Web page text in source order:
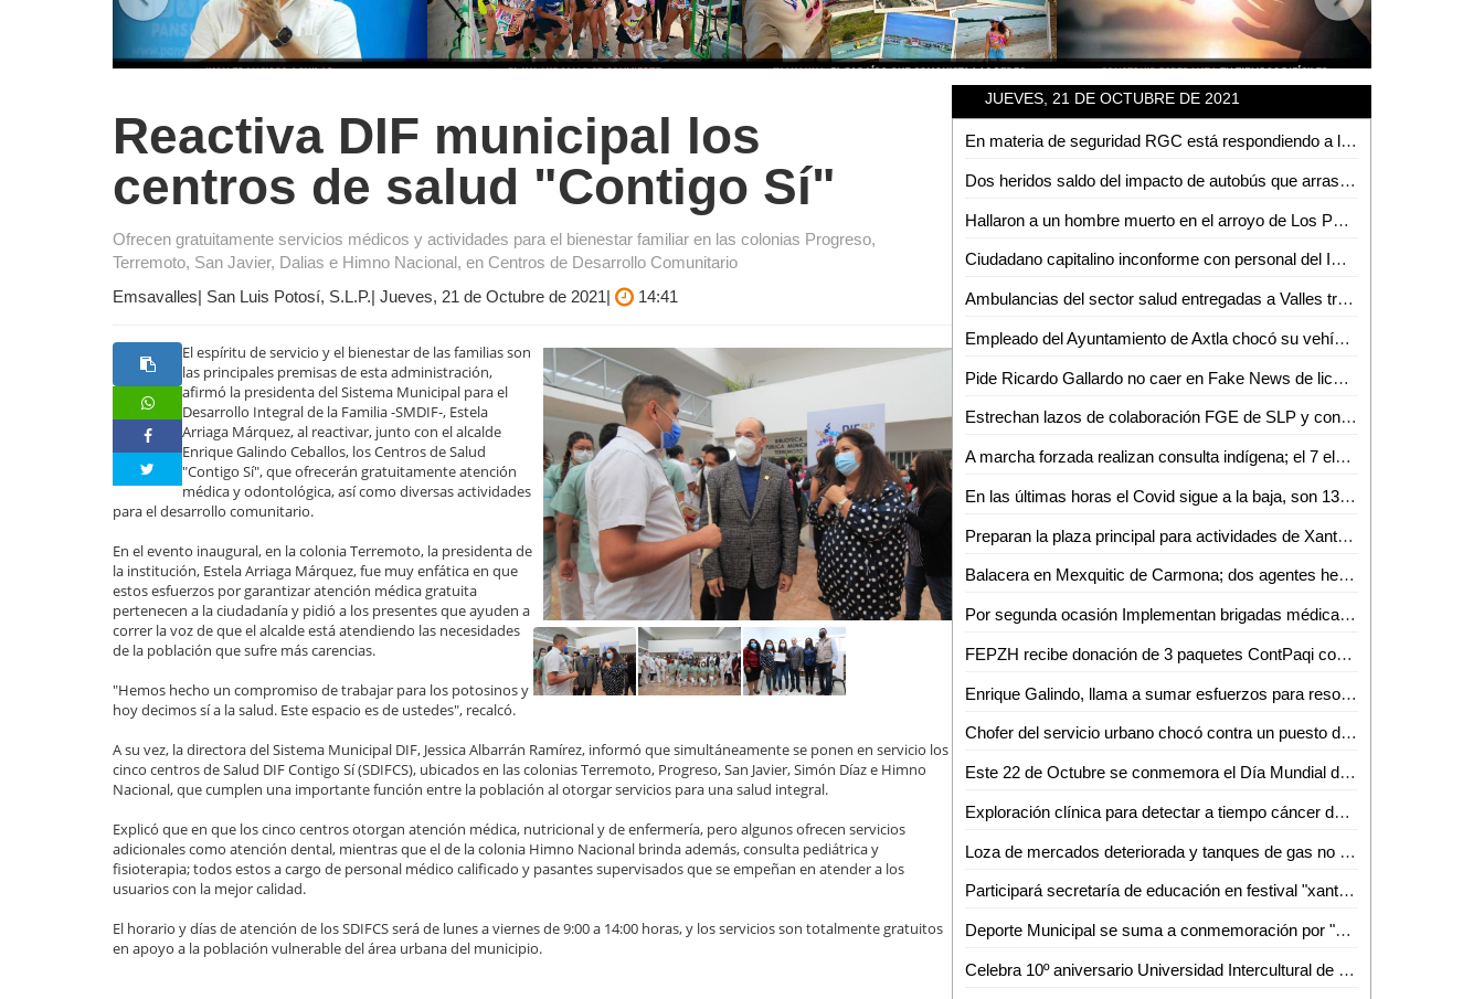
Reactiva DIF municipal los
centros de salud "Contigo Sí"
Ofrecen gratuitamente servicios médicos y actividades para el bienestar familiar en las colonias Progreso,
Terremoto, San Javier, Dalias e Himno Nacional, en Centros de Desarrollo Comunitario
Emsavalles| San Luis Potosí, S.L.P.| Jueves, 21 de Octubre de 2021|
14:41
El espíritu de servicio y el bienestar de las familias son
las principales premisas de esta administración,
afirmó la presidenta del Sistema Municipal para el
Desarrollo Integral de la Familia -SMDIF-, Estela
Arriaga Márquez, al reactivar, junto con el alcalde
Enrique Galindo Ceballos, los Centros de Salud
"Contigo Sí", que ofrecerán gratuitamente atención
médica y odontológica, así como diversas actividades
para el desarrollo comunitario.
En el evento inaugural, en la colonia Terremoto, la presidenta de
la institución, Estela Arriaga Márquez, fue muy enfática en que
estos esfuerzos por garantizar atención médica gratuita
pertenecen a la ciudadanía y pidió a los presentes que ayuden a
correr la voz de que el alcalde está atendiendo las necesidades
de la población que sufre más carencias.
"Hemos hecho un compromiso de trabajar para los potosinos y
hoy decimos sí a la salud. Este espacio es de ustedes", recalcó.
A su vez, la directora del Sistema Municipal DIF, Jessica Albarrán Ramírez, informó que simultáneamente se ponen en servicio los
cinco centros de Salud DIF Contigo Sí (SDIFCS), ubicados en las colonias Terremoto, Progreso, San Javier, Simón Díaz e Himno
Nacional, que cumplen una importante función entre la población al otorgar servicios para una salud integral.
Explicó que en que los cinco centros otorgan atención médica, nutricional y de enfermería, pero algunos ofrecen servicios
adicionales como atención dental, mientras que el de la colonia Himno Nacional brinda además, consulta pediátrica y
fisioterapia; todos estos a cargo de personal médico calificado y pasantes supervisados que se empeñan en atender a los
usuarios con la mejor calidad.
El horario y días de atención de los SDIFCS será de lunes a viernes de 9:00 a 14:00 horas, y los servicios son totalmente gratuitos
en apoyo a la población vulnerable del área urbana del municipio.
JUEVES, 21 DE OCTUBRE DE 2021
En materia de seguridad RGC está respondiendo a la ciudadanía: Matilde Hernández
Dos heridos saldo del impacto de autobús que arrastró puesto de gorditas
Hallaron a un hombre muerto en el arroyo de Los Puercos
Ciudadano capitalino inconforme con personal del IMSS de Ciudad Valles
Ambulancias del sector salud entregadas a Valles traen placas sobrepuestas
Empleado del Ayuntamiento de Axtla chocó su vehículo contra una ambulancia de Tanlajás; 5 heridos
Pide Ricardo Gallardo no caer en Fake News de licencias
Estrechan lazos de colaboración FGE de SLP y consulado americano
A marcha forzada realizan consulta indígena; el 7 elegirán a su representante ante el municipio
En las últimas horas el Covid sigue a la baja, son 138 casos nuevos y 6 defunciones
Preparan la plaza principal para actividades de Xantolo
Balacera en Mexquitic de Carmona; dos agentes heridos
Por segunda ocasión Implementan brigadas médicas oftalmológicas y auditivas
FEPZH recibe donación de 3 paquetes ContPaqi con valor superior a los 300 mil pesos
Enrique Galindo, llama a sumar esfuerzos para resolver la problemática del agua en SLP
Chofer del servicio urbano chocó contra un puesto de comida; 2 heridos
Este 22 de Octubre se conmemora el Día Mundial de la Medicina Tradicional
Exploración clínica para detectar a tiempo cáncer de mama
Loza de mercados deteriorada y tanques de gas no cumplen exigencias: Santiago Nales
Participará secretaría de educación en festival "xantolo en tu ciudad"
Deporte Municipal se suma a conmemoración por "Día de Muertos"
Celebra 10º aniversario Universidad Intercultural de San Luis Potosí campus Tanquián